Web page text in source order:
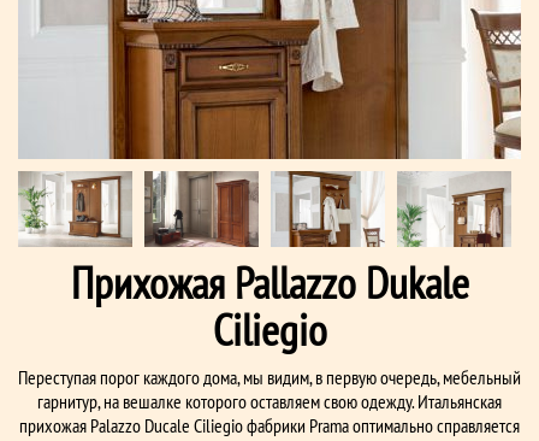
Прихожая Pallazzo Dukale
Ciliegio
Переступая порог каждого дома, мы видим, в первую очередь, мебельный
гарнитур, на вешалке которого оставляем свою одежду. Итальянская
прихожая Palazzo Ducale Ciliegio фабрики Prama оптимально справляется